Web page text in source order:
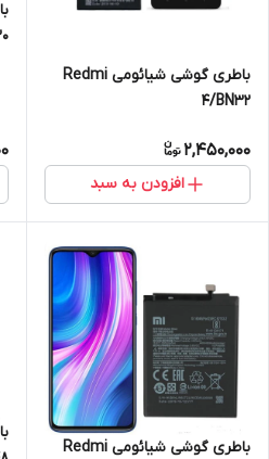
باطری گوشی شیائومی Redmi
4/BN32
2,450,000
افزودن به سبد
باطری گوشی شیائومی Redmi